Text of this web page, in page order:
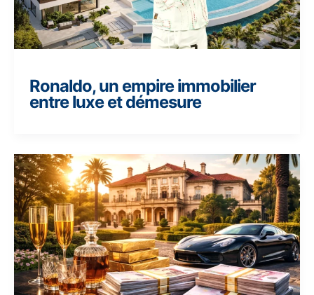
Ronaldo, un empire immobilier
entre luxe et démesure